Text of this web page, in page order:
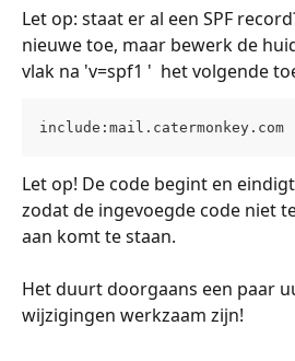
Let op: staat er al een SPF
nieuwe toe, maar bewerk de
vlak na 'v=spf1 '  het volgende
include:mail.catermonkey.com
Let op! De code begint en
zodat de ingevoegde code niet
aan komt te staan.
Het duurt doorgaans een paar
wijzigingen werkzaam zijn!